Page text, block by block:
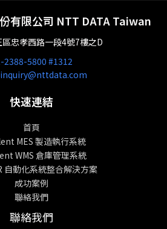
有限公司 NTT DATA Taiwan
忠孝西路一段4號7樓之D
2388-5800 #1312
快速連結
首頁
MES 製造執行系統
WMS 倉庫管理系統
自動化系統整合解決方案
成功案例
聯絡我們
聯絡我們